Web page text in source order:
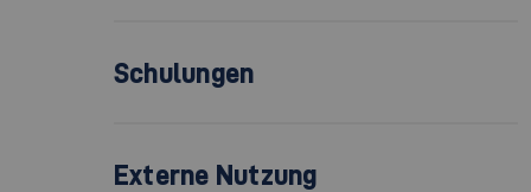
Schulungen
Externe Nutzung